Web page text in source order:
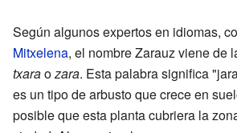
Según algunos expertos en idiomas,
Mitxelena, el nombre Zarauz viene de
txaraozara. Esta palabra significa
es un tipo de arbusto que crece en
posible que esta planta cubriera la